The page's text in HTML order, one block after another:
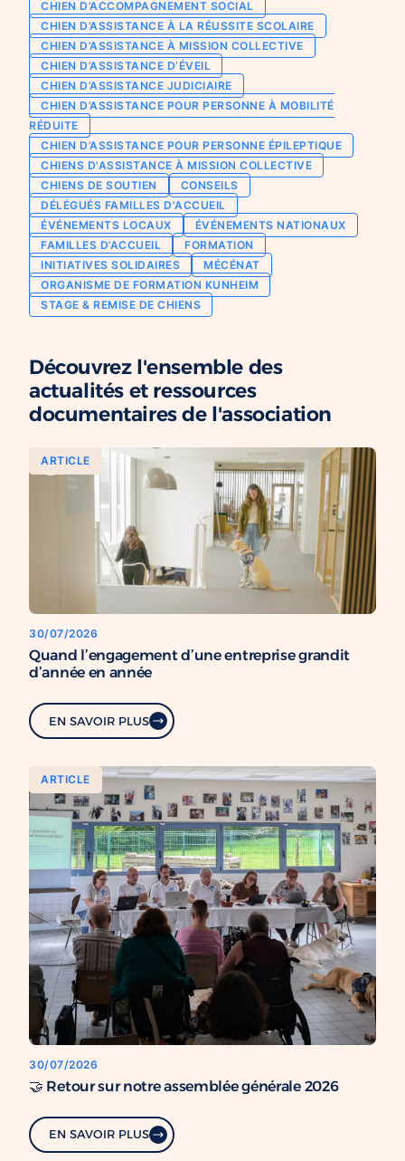
Chien d’assistance pour personne
épileptique
CHIENS À MISSION COLLECTIVE
Chien d’assistance d’accompagnement
social
Chien d’assistance à la réussite scolaire
Chien d’assistance judiciaire
Je deviens mécène ou partenaire
Ils nous soutiennent
Je m’engage / j’engage mes collaborateurs
Je lance une collecte
J’engage mes clients
CHIEN D’ACCOMPAGNEMENT SOCIAL
CHIEN D’ASSISTANCE À LA RÉUSSITE SCOLAIRE
CHIEN D’ASSISTANCE À MISSION COLLECTIVE
CHIEN D’ASSISTANCE D’ÉVEIL
CHIEN D’ASSISTANCE JUDICIAIRE
CHIEN D’ASSISTANCE POUR PERSONNE À MOBILITÉ
RÉDUITE
CHIEN D’ASSISTANCE POUR PERSONNE ÉPILEPTIQUE
CHIENS D'ASSISTANCE À MISSION COLLECTIVE
CHIENS DE SOUTIEN
CONSEILS
DÉLÉGUÉS FAMILLES D'ACCUEIL
ÉVÉNEMENTS LOCAUX
ÉVÉNEMENTS NATIONAUX
FAMILLES D’ACCUEIL
FORMATION
INITIATIVES SOLIDAIRES
MÉCÉNAT
ORGANISME DE FORMATION KUNHEIM
STAGE & REMISE DE CHIENS
Découvrez l'ensemble des
actualités et ressources
documentaires de l'association
ARTICLE
30/07/2026
Quand l’engagement d’une entreprise grandit
d’année en année
EN SAVOIR PLUS
ARTICLE
30/07/2026
🤝 Retour sur notre assemblée générale 2026
EN SAVOIR PLUS